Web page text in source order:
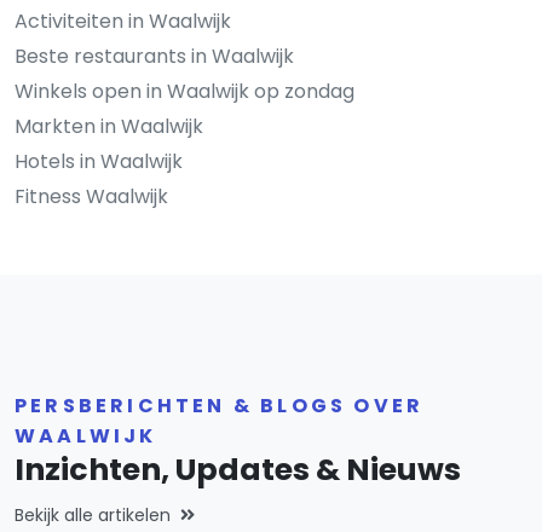
Activiteiten in Waalwijk
Beste restaurants in Waalwijk
Winkels open in Waalwijk op zondag
Markten in Waalwijk
Hotels in Waalwijk
Fitness Waalwijk
PERSBERICHTEN & BLOGS OVER
WAALWIJK
Inzichten, Updates & Nieuws
Bekijk alle artikelen